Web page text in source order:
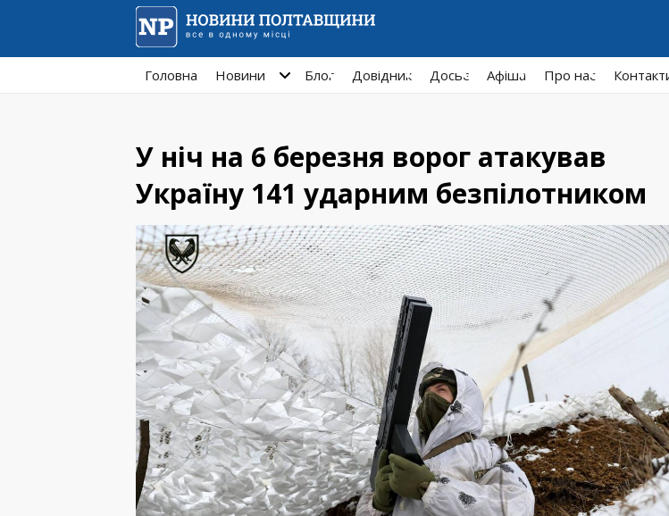
Головна Новини Блог Довідник Досьє Афiша Про нас
У ніч на 6 березня ворог атакував
Україну 141 ударним безпілотником